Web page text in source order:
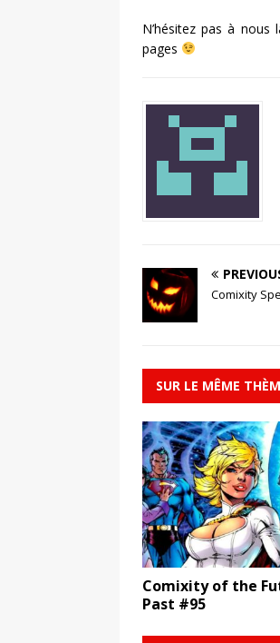
N’hésitez pas à
pages
Comixity
SUR LE MÊME
Comixity of the
Past #95